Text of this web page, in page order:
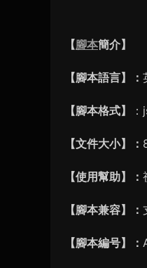
【腳本簡介】
【腳本語言】：
【腳本格式】
【文件大小】：
【使用幫助】：
【腳本兼容】：
【腳本編号】：